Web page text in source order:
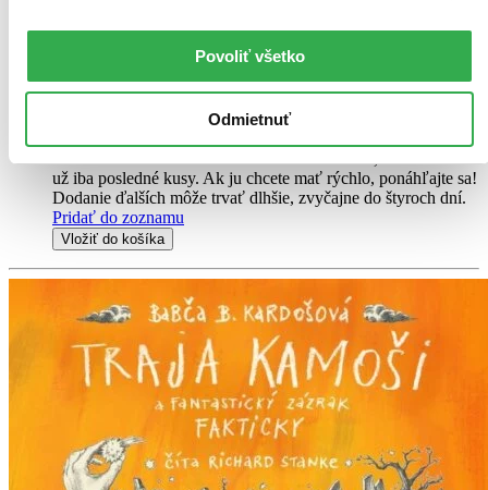
Povoliť všetko
Odmietnuť
kultových rozprávok z celého sveta z pier autorov ako...
AudioknihaMP3 na CD
už iba posledné kusy. Ak ju chcete mať rýchlo, ponáhľajte sa!
Dodanie ďalších môže trvať dlhšie, zvyčajne do štyroch dní.
Pridať do zoznamu
Vložiť do košíka